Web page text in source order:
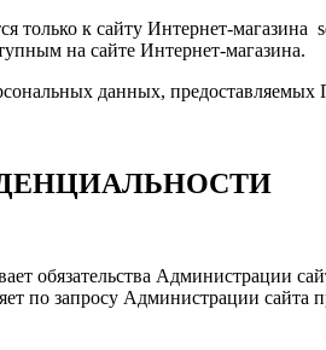
к сайту Интернет-магазина
на сайте Интернет-магазина.
данных, предоставляемых
обязательства Администрации
по запросу Администрации